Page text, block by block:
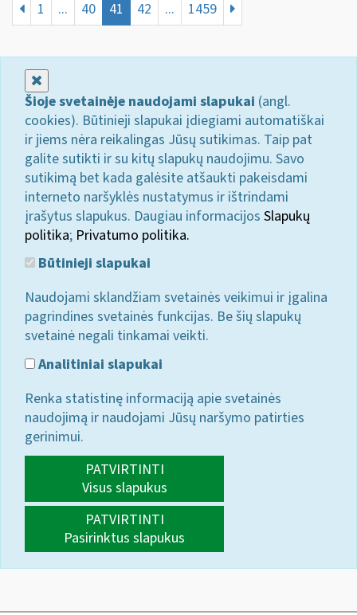
1 ... 40 41 42 ... 1459
Šioje svetainėje naudojami slapukai (angl.
cookies). Būtinieji slapukai įdiegiami automatiškai
ir jiems nėra reikalingas Jūsų sutikimas. Taip pat
galite sutikti ir su kitų slapukų naudojimu. Savo
sutikimą bet kada galėsite atšaukti pakeisdami
interneto naršyklės nustatymus ir ištrindami
įrašytus slapukus. Daugiau informacijos Slapukų
politika; Privatumo politika.
Būtinieji slapukai
Naudojami sklandžiam svetainės veikimui ir įgalina
pagrindines svetainės funkcijas. Be šių slapukų
svetainė negali tinkamai veikti.
Analitiniai slapukai
Renka statistinę informaciją apie svetainės
naudojimą ir naudojami Jūsų naršymo patirties
gerinimui.
PATVIRTINTI
Visus slapukus
PATVIRTINTI
Pasirinktus slapukus